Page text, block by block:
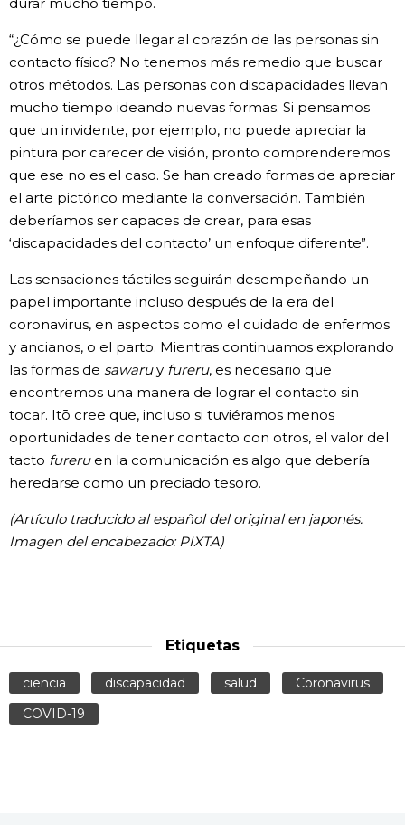
durar mucho tiempo.
“¿Cómo se puede llegar al corazón de las personas sin
contacto físico? No tenemos más remedio que buscar
otros métodos. Las personas con discapacidades llevan
mucho tiempo ideando nuevas formas. Si pensamos
que un invidente, por ejemplo, no puede apreciar la
pintura por carecer de visión, pronto comprenderemos
que ese no es el caso. Se han creado formas de apreciar
el arte pictórico mediante la conversación. También
deberíamos ser capaces de crear, para esas
‘discapacidades del contacto’ un enfoque diferente”.
Las sensaciones táctiles seguirán desempeñando un
papel importante incluso después de la era del
coronavirus, en aspectos como el cuidado de enfermos
y ancianos, o el parto. Mientras continuamos explorando
las formas de sawaruy fureru, es necesario que
encontremos una manera de lograr el contacto sin
tocar. Itō cree que, incluso si tuviéramos menos
oportunidades de tener contacto con otros, el valor del
tacto fureru en la comunicación es algo que debería
heredarse como un preciado tesoro.
(Artículo traducido al español del original en japonés.
Imagen del encabezado: PIXTA)
Etiquetas
ciencia discapacidad salud
Coronavirus
COVID-19